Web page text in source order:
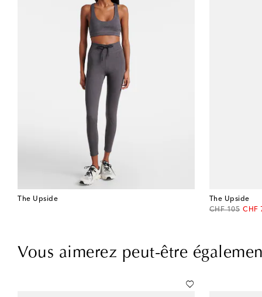
The Upside
The Upside
CHF 105
original price
CHF
Vous aimerez peut-être